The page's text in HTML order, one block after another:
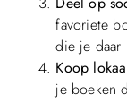
favoriete
die je daar
Koop
je boeken